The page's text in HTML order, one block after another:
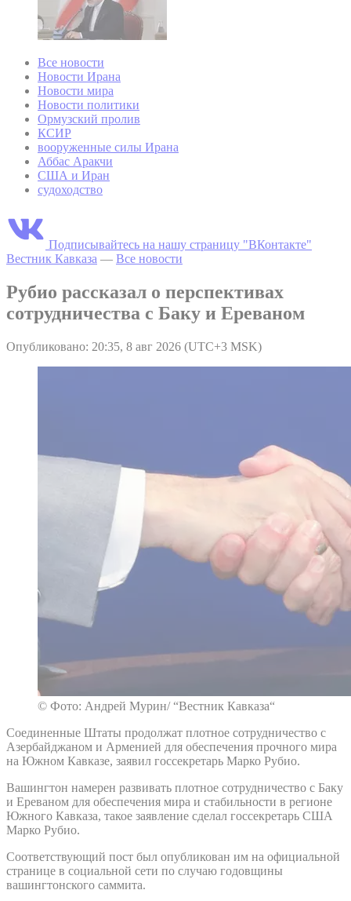
Все новости
Новости Ирана
Новости мира
Новости политики
Ормузский пролив
КСИР
вооруженные силы Ирана
Аббас Аракчи
США и Иран
судоходство
Подписывайтесь на нашу страницу "ВКонтакте"
Вестник Кавказа — Все новости
Рубио рассказал о перспективах
сотрудничества с Баку и Ереваном
Опубликовано: 20:35, 8 авг 2026 (UTC+3 MSK)
© Фото: Андрей Мурин/ “Вестник Кавказа“
Соединенные Штаты продолжат плотное сотрудничество с
Азербайджаном и Арменией для обеспечения прочного мира
на Южном Кавказе, заявил госсекретарь Марко Рубио.
Вашингтон намерен развивать плотное сотрудничество с Баку
и Ереваном для обеспечения мира и стабильности в регионе
Южного Кавказа, такое заявление сделал госсекретарь США
Марко Рубио.
Соответствующий пост был опубликован им на официальной
странице в социальной сети по случаю годовщины
вашингтонского саммита.